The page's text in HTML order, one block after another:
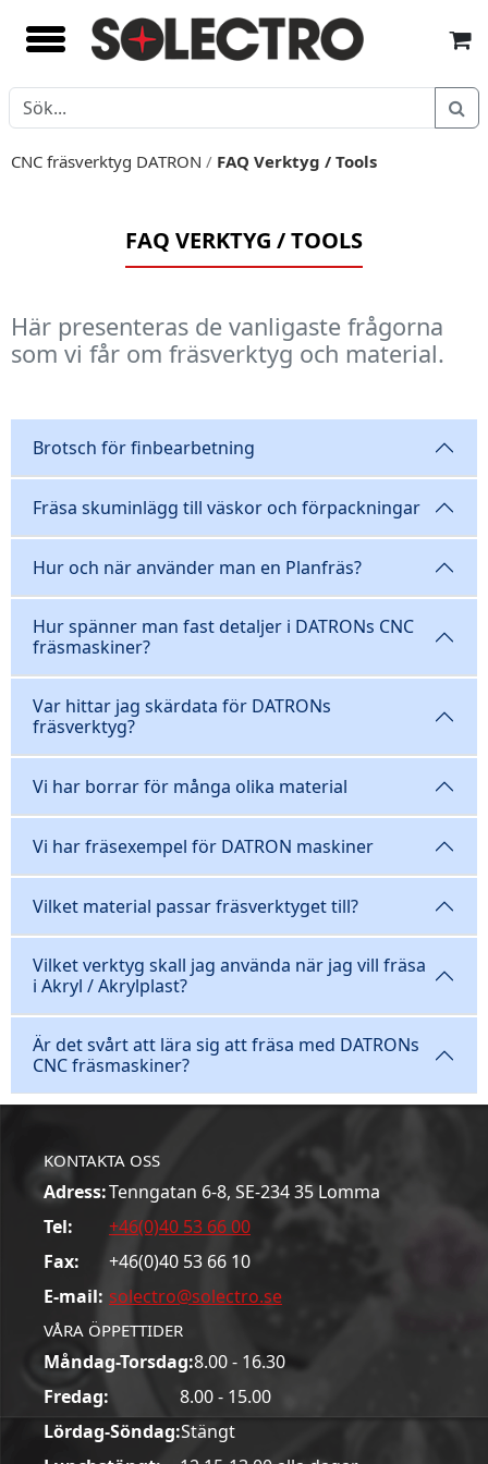
CNC fräsverktyg DATRON / FAQ Verktyg / Tools
FAQ VERKTYG / TOOLS
Här presenteras de vanligaste frågorna
som vi får om fräsverktyg och material.
Brotsch för finbearbetning
Fräsa skuminlägg till väskor och förpackningar
Hur och när använder man en Planfräs?
Hur spänner man fast detaljer i DATRONs CNC
fräsmaskiner?
Var hittar jag skärdata för DATRONs
fräsverktyg?
Vi har borrar för många olika material
Vi har fräsexempel för DATRON maskiner
Vilket material passar fräsverktyget till?
Vilket verktyg skall jag använda när jag vill fräsa
i Akryl / Akrylplast?
Är det svårt att lära sig att fräsa med DATRONs
CNC fräsmaskiner?
KONTAKTA OSS
Adress:Tenngatan 6-8, SE-234 35 Lomma
Tel:
+46(0)40 53 66 00
Fax:
+46(0)40 53 66 10
E-mail: solectro@solectro.se
VÅRA ÖPPETTIDER
Måndag-Torsdag:8.00 - 16.30
Fredag:
8.00 - 15.00
Lördag-Söndag:Stängt